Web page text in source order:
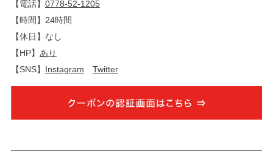
【電話】 0778-52-1205
【時間】24時間
【休日】なし
【HP】 あり
【SNS】 Instagram Twitter